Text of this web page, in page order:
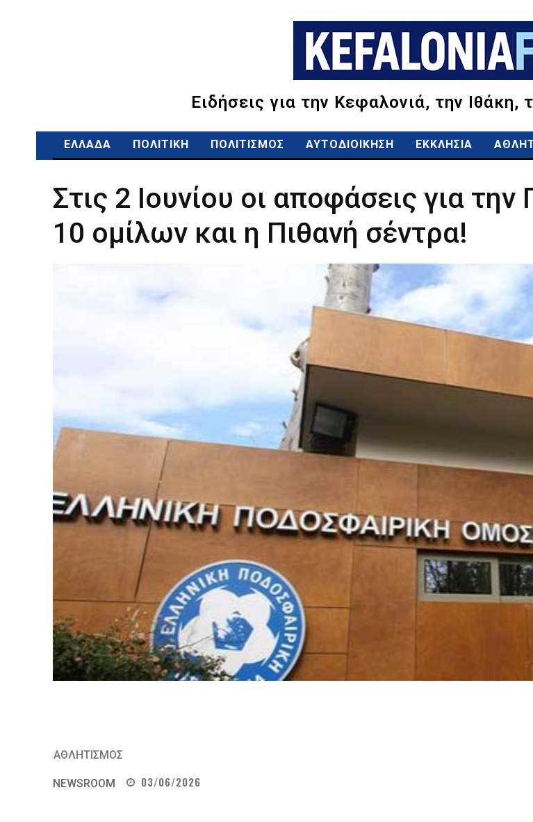
Ειδήσεις για την Κεφαλονιά, την
ΕΛΛΑΔΑ ΠΟΛΙΤΙΚΗ ΠΟΛΙΤΙΣΜΟΣ ΑΥΤΟΔΙΟΙΚΗΣΗ ΕΚΚΛΗΣΙΑ
Στις 2 Ιουνίου οι αποφάσεις για
10 ομίλων και η Πιθανή σέντρα!
ΑΘΛΗΤΙΣΜΟΣ
NEWSROOM 03/06/2026